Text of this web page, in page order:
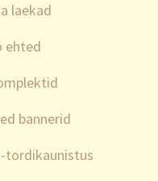
laekad
ehted
bannerid
tordikaunistus